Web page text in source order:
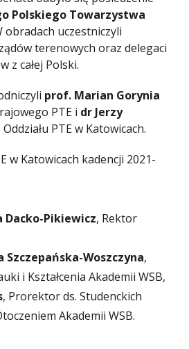
Polskiego Towarzystwa
obradach uczestniczyli
terenowych oraz delegaci
z całej Polski.
prof. Marian Gorynia
PTE i dr Jerzy
PTE w Katowicach.
w Katowicach kadencji 2021-
Dacko-Pikiewicz, Rektor
Woszczyna,
i Kształcenia Akademii WSB,
, Prorektor ds. Studenckich
Akademii WSB.